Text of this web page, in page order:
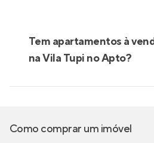
Tem apartamentos à
na Vila Tupi no Apto?
Como comprar um imóvel